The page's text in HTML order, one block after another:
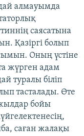
алмауымда
саясатына
Қазіргі болып
Оның үстіне
жүрген адам
туралы біліп
тасталады. Өте
бойы
саған жалақы